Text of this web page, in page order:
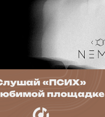
«ПСИХ»
площадке